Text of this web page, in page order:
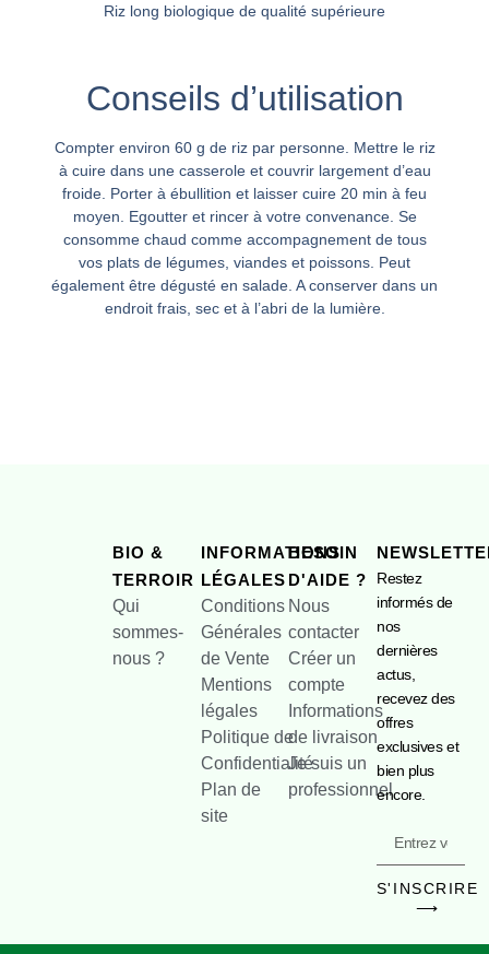
Riz long biologique de qualité supérieure
Conseils d’utilisation
Compter environ 60 g de riz par personne. Mettre le riz
à cuire dans une casserole et couvrir largement d’eau
froide. Porter à ébullition et laisser cuire 20 min à feu
moyen. Egoutter et rincer à votre convenance. Se
consomme chaud comme accompagnement de tous
vos plats de légumes, viandes et poissons. Peut
également être dégusté en salade. A conserver dans un
endroit frais, sec et à l’abri de la lumière.
BIO &
TERROIR
Qui
sommes-
nous ?
INFORMATIONS
LÉGALES
Conditions
Générales
de Vente
Mentions
légales
Politique de
Confidentialité
Plan de
site
BESOIN
D'AIDE ?
Nous
contacter
Créer un
compte
Informations
de livraison
Je suis un
professionnel
Restez
informés de
nos
dernières
actus,
recevez des
offres
exclusives et
bien plus
encore.
S'INSCRIRE
⟶